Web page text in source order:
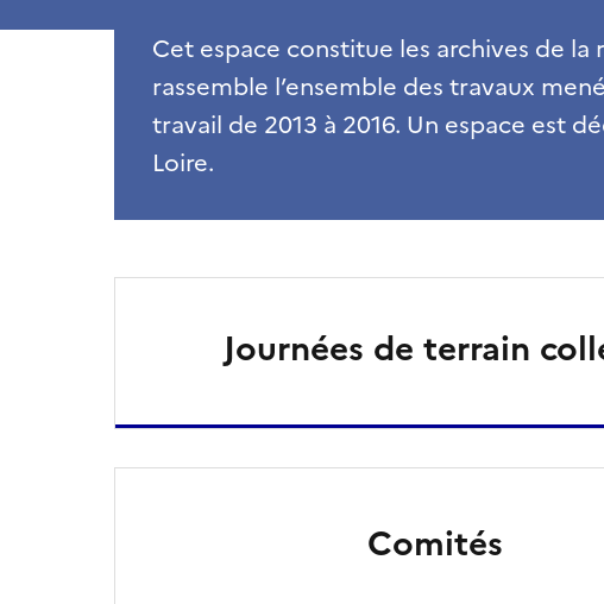
Cet espace constitue les archives de la
rassemble l’ensemble des travaux
travail de 2013 à 2016. Un espace est
Loire.
Journées de terrain
Comités